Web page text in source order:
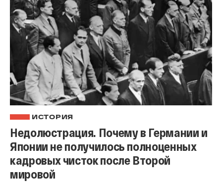
ИСТОРИЯ
Недолюстрация. Почему в Германии и
Японии не получилось полноценных
кадровых чисток после Второй
мировой